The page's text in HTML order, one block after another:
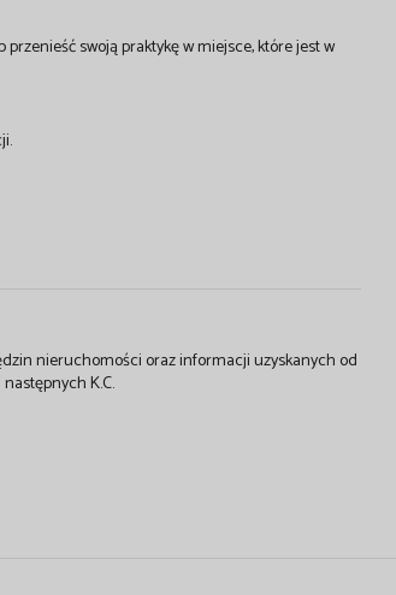
swoją praktykę w miejsce, które jest w
nieruchomości oraz informacji uzyskanych od
K.C.